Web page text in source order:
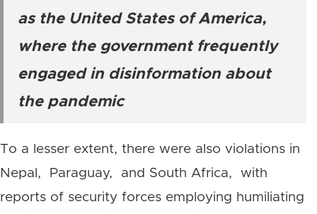
as the United States of America,
where the government frequently
engaged in disinformation about
the pandemic
To a lesser extent, there were also violations in
Nepal, Paraguay, and South Africa, with
reports of security forces employing humiliating